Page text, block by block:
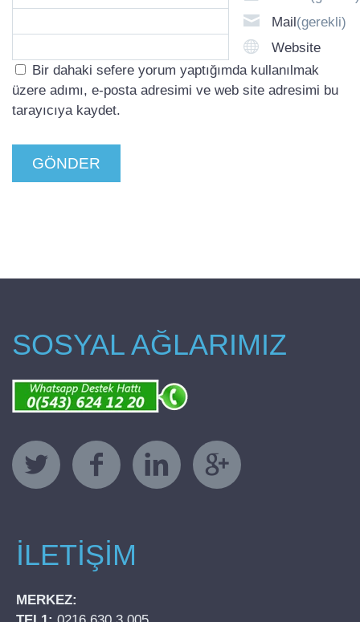
Mail(gerekli)
Website
Bir dahaki sefere yorum yaptığımda kullanılmak
üzere adımı, e-posta adresimi ve web site adresimi bu
tarayıcıya kaydet.
SOSYAL AĞLARIMIZ
İLETİŞİM
MERKEZ: